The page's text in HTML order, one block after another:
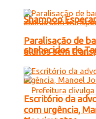
Shampoo
conhecidos de
Paralisação de
alunos sem
Escritório da
com urgência,